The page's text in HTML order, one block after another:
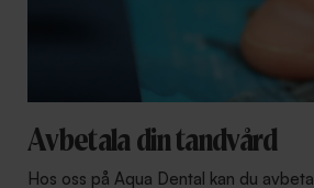
Avbetala din tandvård
Hos oss på Aqua Dental kan du